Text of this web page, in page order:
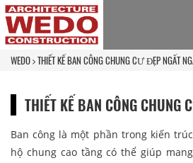
WEDO THIẾT KẾ BAN CÔNG CHUNG CƯ ĐẸP NGẤT
THIẾT KẾ BAN CÔNG CHUNG
Ban công là một phần trong kiến
hộ chung cao tầng có thể giúp